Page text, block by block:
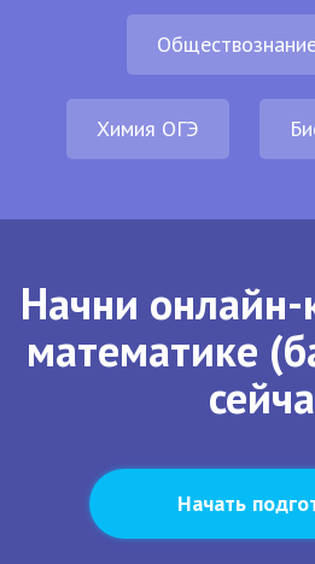
Химия ОГЭ
Начни онлайн-
математике
Начать